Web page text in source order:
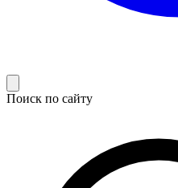
Поиск по сайту